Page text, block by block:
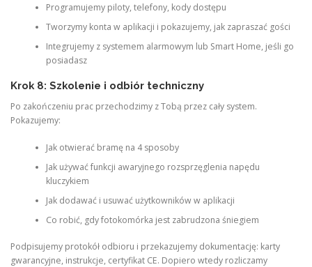
Programujemy piloty, telefony, kody dostępu
Tworzymy konta w aplikacji i pokazujemy, jak zapraszać gości
Integrujemy z systemem alarmowym lub Smart Home, jeśli go
posiadasz
Krok 8: Szkolenie i odbiór techniczny
Po zakończeniu prac przechodzimy z Tobą przez cały system.
Pokazujemy:
Jak otwierać bramę na 4 sposoby
Jak używać funkcji awaryjnego rozsprzęglenia napędu
kluczykiem
Jak dodawać i usuwać użytkowników w aplikacji
Co robić, gdy fotokomórka jest zabrudzona śniegiem
Podpisujemy protokół odbioru i przekazujemy dokumentację: karty
gwarancyjne, instrukcje, certyfikat CE. Dopiero wtedy rozliczamy